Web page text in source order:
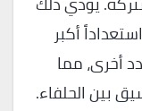
أكبر
أخرى، مما
بين الحلفاء.